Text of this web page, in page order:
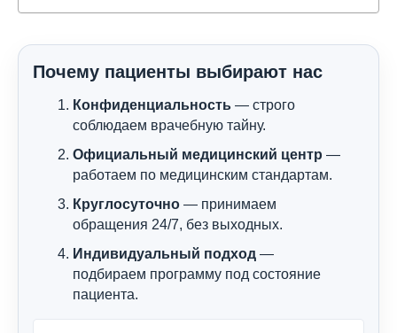
Почему пациенты выбирают нас
Конфиденциальность — строго
соблюдаем врачебную тайну.
Официальный медицинский центр —
работаем по медицинским стандартам.
Круглосуточно — принимаем
обращения 24/7, без выходных.
Индивидуальный подход —
подбираем программу под состояние
пациента.